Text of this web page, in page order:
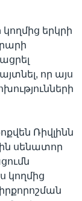
երկրի
որ այս
Ռիվլինն
սենատոր
կողմից